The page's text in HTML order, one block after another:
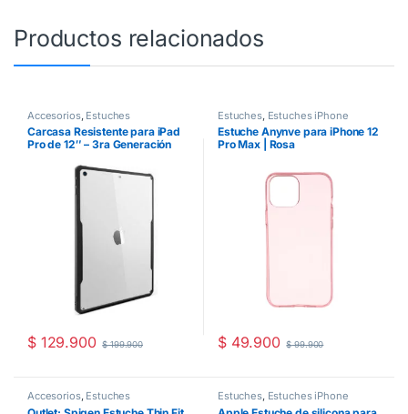
Productos relacionados
Accesorios, Estuches
Carcasa Resistente para iPad
Pro de 12″ – 3ra Generación
$129.900 $199.900
Estuches, Estuches iPhone
Estuche Anynve para iPhone 12
Pro Max | Rosa
$49.900 $99.900
Accesorios, Estuches Estuches, Estuches iPhone